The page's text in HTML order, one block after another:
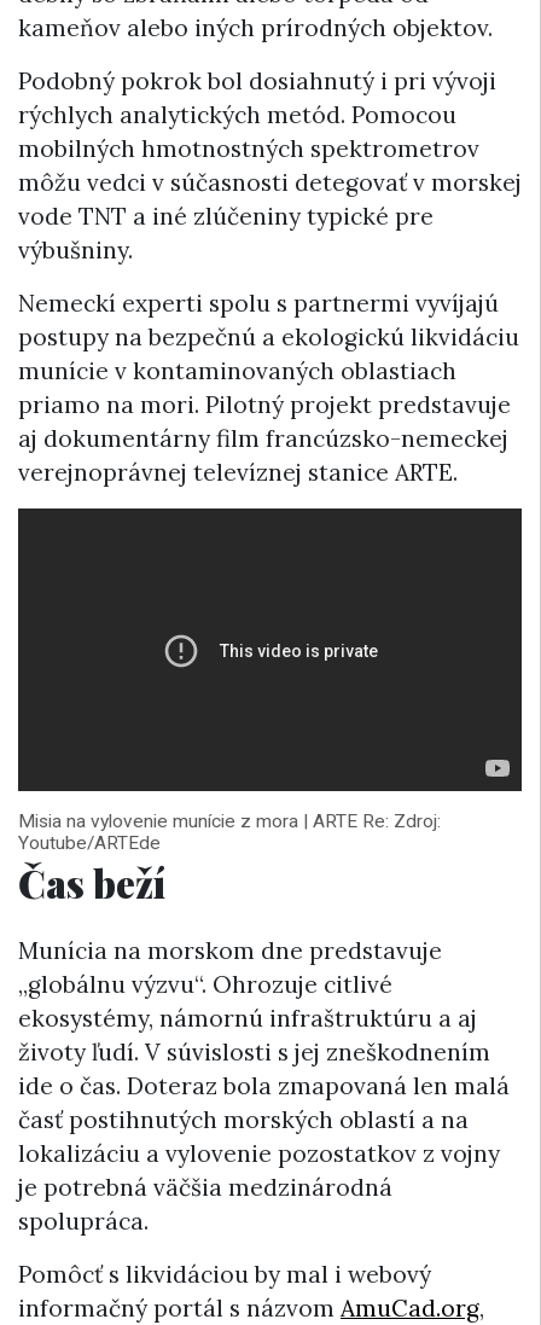
kameňov alebo iných prírodných objektov.
Podobný pokrok bol dosiahnutý i pri vývoji
rýchlych analytických metód. Pomocou
mobilných hmotnostných spektrometrov
môžu vedci v súčasnosti detegovať v morskej
vode TNT a iné zlúčeniny typické pre
výbušniny.
Nemeckí experti spolu s partnermi vyvíjajú
postupy na bezpečnú a ekologickú likvidáciu
munície v kontaminovaných oblastiach
priamo na mori. Pilotný projekt predstavuje
aj dokumentárny film francúzsko-nemeckej
verejnoprávnej televíznej stanice ARTE.
Misia na vylovenie munície z mora | ARTE Re: Zdroj:
Youtube/ARTEde
Čas beží
Munícia na morskom dne predstavuje
„globálnu výzvu“. Ohrozuje citlivé
ekosystémy, námornú infraštruktúru a aj
životy ľudí. V súvislosti s jej zneškodnením
ide o čas. Doteraz bola zmapovaná len malá
časť postihnutých morských oblastí a na
lokalizáciu a vylovenie pozostatkov z vojny
je potrebná väčšia medzinárodná
spolupráca.
Pomôcť s likvidáciou by mal i webový
informačný portál s názvom AmuCad.org,